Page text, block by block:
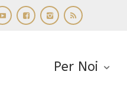
Per Noi